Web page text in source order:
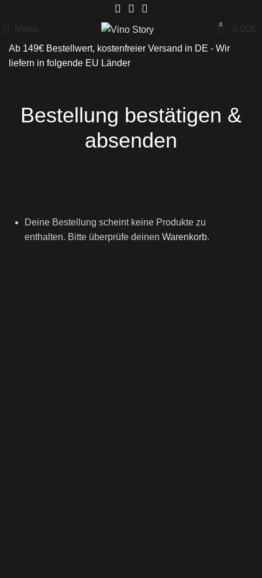
Menu 0 0,00€
Ab 149€ Bestellwert, kostenfreier Versand in DE - Wir
liefern in folgende EU Länder
Bestellung bestätigen &
absenden
Deine Bestellung scheint keine Produkte zu
enthalten. Bitte überprüfe deinen Warenkorb.